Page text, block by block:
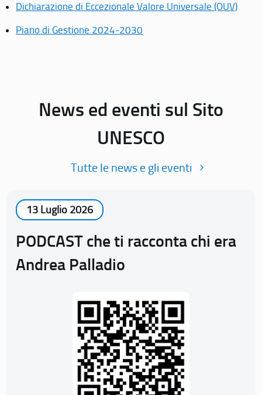
Dichiarazione di Eccezionale Valore Universale (OUV)
Piano di Gestione 2024-2030
News ed eventi sul Sito
UNESCO
Tutte le news e gli eventi
13 Luglio 2026
PODCAST che ti racconta chi era
Andrea Palladio